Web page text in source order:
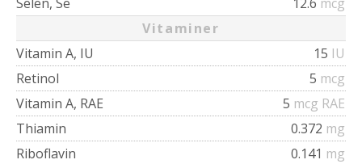
Vitaminer
Vitamin A, IU
15 IU
Retinol
5 mcg
Vitamin A, RAE
5 mcg RAE
Thiamin
0.372 mg
Riboflavin
0.141 mg